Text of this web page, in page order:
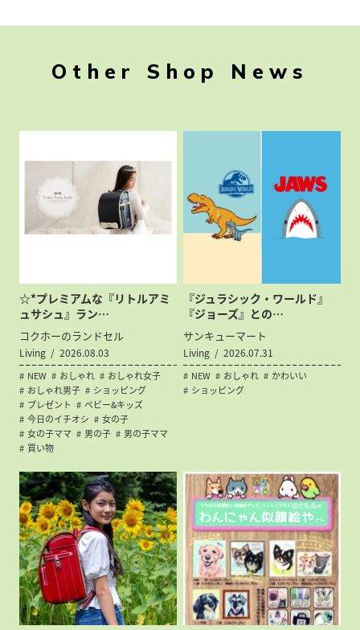
Other Shop News
☆*プレミアムな『リトルアミ
ュサシュ』ラン…
コクホーのランドセル
Living 2026.08.03
NEW おしゃれ
おしゃれ女子
おしゃれ男子
ショッピング
プレゼント
ベビー&キッズ
今日のイチオシ
女の子
女の子ママ
男の子
男の子ママ
買い物
『ジュラシック・ワールド』
『ジョーズ』との…
サンキューマート
Living 2026.07.31
NEW おしゃれ
かわいい
ショッピング